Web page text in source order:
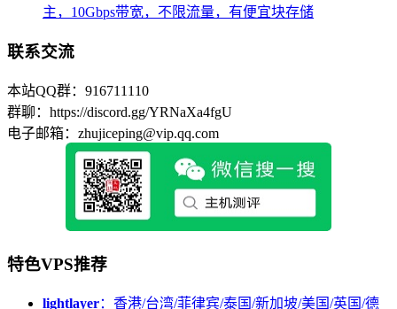
主，10Gbps带宽，不限流量，有便宜块存储
联系交流
本站QQ群：916711110
群聊：https://discord.gg/YRNaXa4fgU
电子邮箱：zhujiceping@vip.qq.com
特色VPS推荐
lightlayer：香港/台湾/菲律宾/泰国/新加坡/美国/英国/德